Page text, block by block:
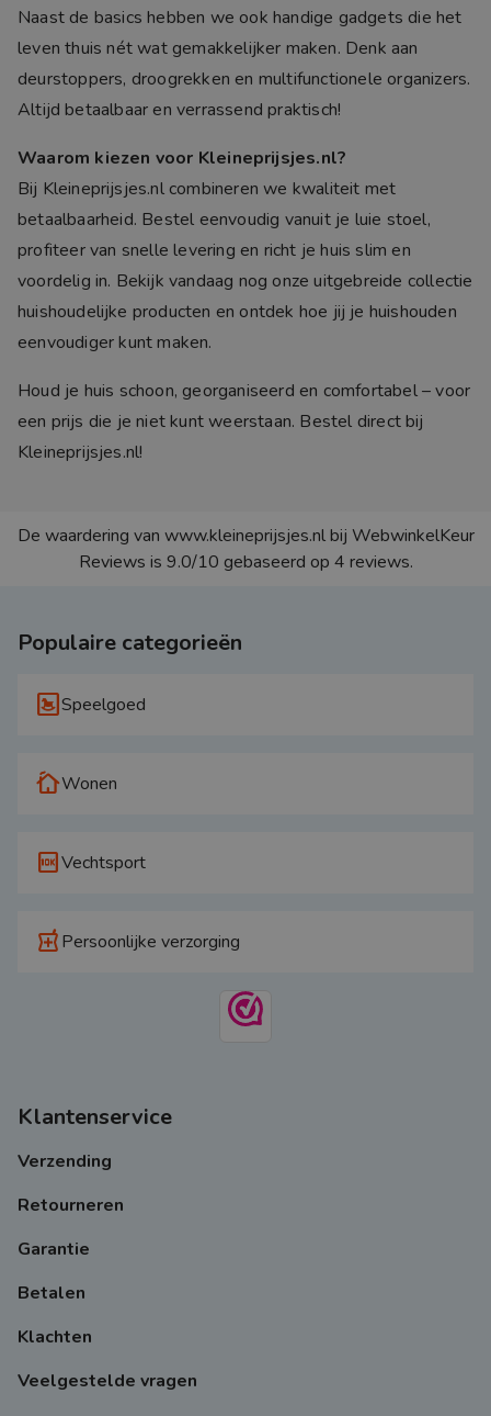
Naast de basics hebben we ook handige gadgets die het
leven thuis nét wat gemakkelijker maken. Denk aan
deurstoppers, droogrekken en multifunctionele organizers.
Altijd betaalbaar en verrassend praktisch!
Waarom kiezen voor Kleineprijsjes.nl?
Bij Kleineprijsjes.nl combineren we kwaliteit met
betaalbaarheid. Bestel eenvoudig vanuit je luie stoel,
profiteer van snelle levering en richt je huis slim en
voordelig in. Bekijk vandaag nog onze uitgebreide collectie
huishoudelijke producten en ontdek hoe jij je huishouden
eenvoudiger kunt maken.
Houd je huis schoon, georganiseerd en comfortabel – voor
een prijs die je niet kunt weerstaan. Bestel direct bij
Kleineprijsjes.nl!
De waardering van www.kleineprijsjes.nl bij WebwinkelKeur
Reviews is 9.0/10 gebaseerd op 4 reviews.
Populaire categorieën
bedroom_babySpeelgoed
cottageWonen
10kVechtsport
local_pharmacyPersoonlijke verzorging
Klantenservice
Verzending
Retourneren
Garantie
Betalen
Klachten
Veelgestelde vragen